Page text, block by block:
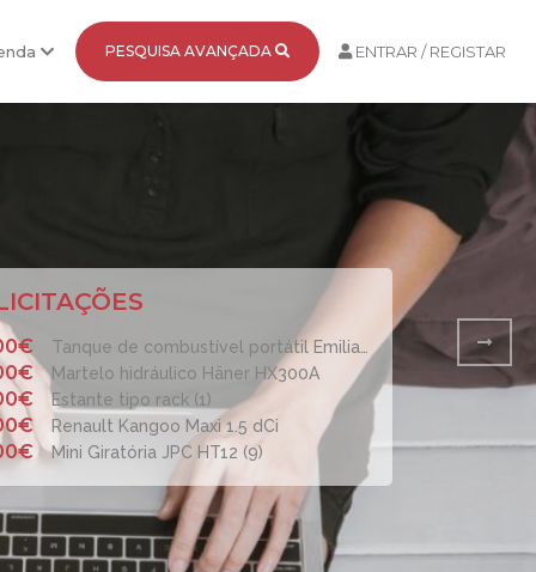
PESQUISA AVANÇADA ENTRAR / REGISTAR
Martelo hidráulico Häner HX300A
Estante tipo rack (1)
Renault Kangoo Maxi 1.5 dCi
Mini Giratória JPC HT12 (9)